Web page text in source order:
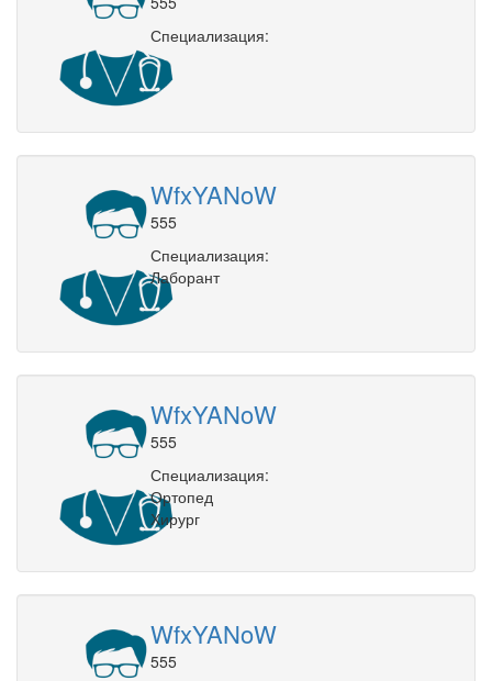
Специализация:
WfxYANoW
555
Специализация:
Лаборант
WfxYANoW
555
Специализация:
Ортопед
Хирург
WfxYANoW
555